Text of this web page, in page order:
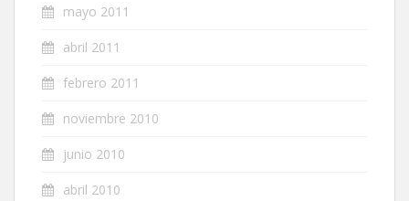
mayo 2011
abril 2011
febrero 2011
noviembre 2010
junio 2010
abril 2010